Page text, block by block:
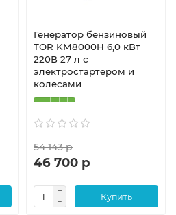
Генератор бензиновый
TOR KM8000H 6,0 кВт
220В 27 л с
электростартером и
колесами
54 143 р
46 700 р
Купить